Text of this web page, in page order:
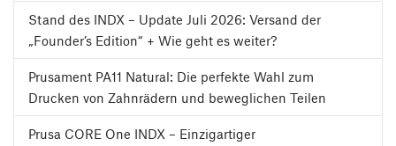
Stand des INDX – Update Juli 2026: Versand der
„Founder’s Edition“ + Wie geht es weiter?
Prusament PA11 Natural: Die perfekte Wahl zum
Drucken von Zahnrädern und beweglichen Teilen
Prusa CORE One INDX – Einzigartiger